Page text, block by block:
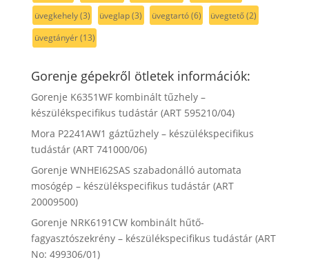
üvegkehely(3) üveglap(3) üvegtartó(6) üvegtető(2)
üvegtányér(13)
Gorenje gépekről ötletek információk:
Gorenje K6351WF kombinált tűzhely –
készülékspecifikus tudástár (ART 595210/04)
Mora P2241AW1 gáztűzhely – készülékspecifikus
tudástár (ART 741000/06)
Gorenje WNHEI62SAS szabadonálló automata
mosógép – készülékspecifikus tudástár (ART
20009500)
Gorenje NRK6191CW kombinált hűtő-
fagyasztószekrény – készülékspecifikus tudástár (ART
No: 499306/01)